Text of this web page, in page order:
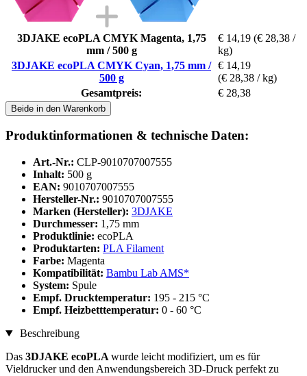
3DJAKE ecoPLA CMYK Magenta, 1,75
mm / 500 g
€ 14,19 (€ 28,38 /
kg)
3DJAKE ecoPLA CMYK Cyan, 1,75 mm /
500 g
€ 14,19
(€ 28,38 / kg)
Gesamtpreis:
€ 28,38
Beide in den Warenkorb
Produktinformationen & technische Daten:
Art.-Nr.: CLP-9010707007555
Inhalt: 500 g
EAN: 9010707007555
Hersteller-Nr.: 9010707007555
Marken (Hersteller): 3DJAKE
Durchmesser: 1,75 mm
Produktlinie: ecoPLA
Produktarten: PLA Filament
Farbe: Magenta
Kompatibilität: Bambu Lab AMS*
System: Spule
Empf. Drucktemperatur: 195 - 215 °C
Empf. Heizbetttemperatur: 0 - 60 °C
Beschreibung
Das 3DJAKE ecoPLA wurde leicht modifiziert, um es für
Vieldrucker und den Anwendungsbereich 3D-Druck perfekt zu